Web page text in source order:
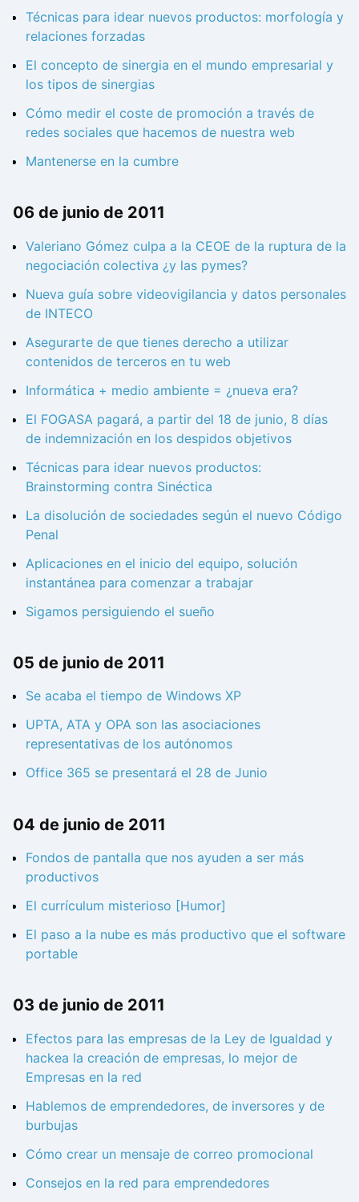
Técnicas para idear nuevos productos: morfología y
relaciones forzadas
El concepto de sinergia en el mundo empresarial y
los tipos de sinergias
Cómo medir el coste de promoción a través de
redes sociales que hacemos de nuestra web
Mantenerse en la cumbre
06 de junio de 2011
Valeriano Gómez culpa a la CEOE de la ruptura de la
negociación colectiva ¿y las pymes?
Nueva guía sobre videovigilancia y datos personales
de INTECO
Asegurarte de que tienes derecho a utilizar
contenidos de terceros en tu web
Informática + medio ambiente = ¿nueva era?
El FOGASA pagará, a partir del 18 de junio, 8 días
de indemnización en los despidos objetivos
Técnicas para idear nuevos productos:
Brainstorming contra Sinéctica
La disolución de sociedades según el nuevo Código
Penal
Aplicaciones en el inicio del equipo, solución
instantánea para comenzar a trabajar
Sigamos persiguiendo el sueño
05 de junio de 2011
Se acaba el tiempo de Windows XP
UPTA, ATA y OPA son las asociaciones
representativas de los autónomos
Office 365 se presentará el 28 de Junio
04 de junio de 2011
Fondos de pantalla que nos ayuden a ser más
productivos
El currículum misterioso [Humor]
El paso a la nube es más productivo que el software
portable
03 de junio de 2011
Efectos para las empresas de la Ley de Igualdad y
hackea la creación de empresas, lo mejor de
Empresas en la red
Hablemos de emprendedores, de inversores y de
burbujas
Cómo crear un mensaje de correo promocional
Consejos en la red para emprendedores